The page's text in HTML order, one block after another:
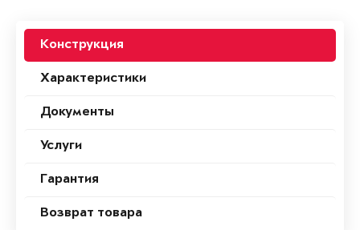
Конструкция
Характеристики
Документы
Услуги
Гарантия
Возврат товара